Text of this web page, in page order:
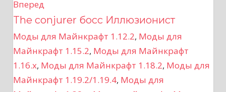
и
г
а
Вперед
The conjurer босс Иллюзионист
Моды для Майнкрафт 1.12.2, Моды для
Майнкрафт 1.15.2, Моды для Майнкрафт
1.16.x, Моды для Майнкрафт 1.18.2, Моды для
Майнкрафт 1.19.2/1.19.4, Моды для